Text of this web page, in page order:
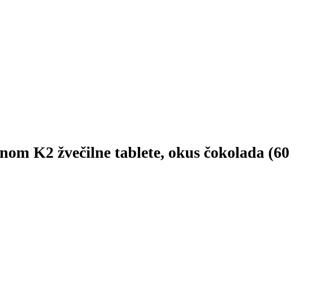
K2 žvečilne tablete, okus čokolada (60